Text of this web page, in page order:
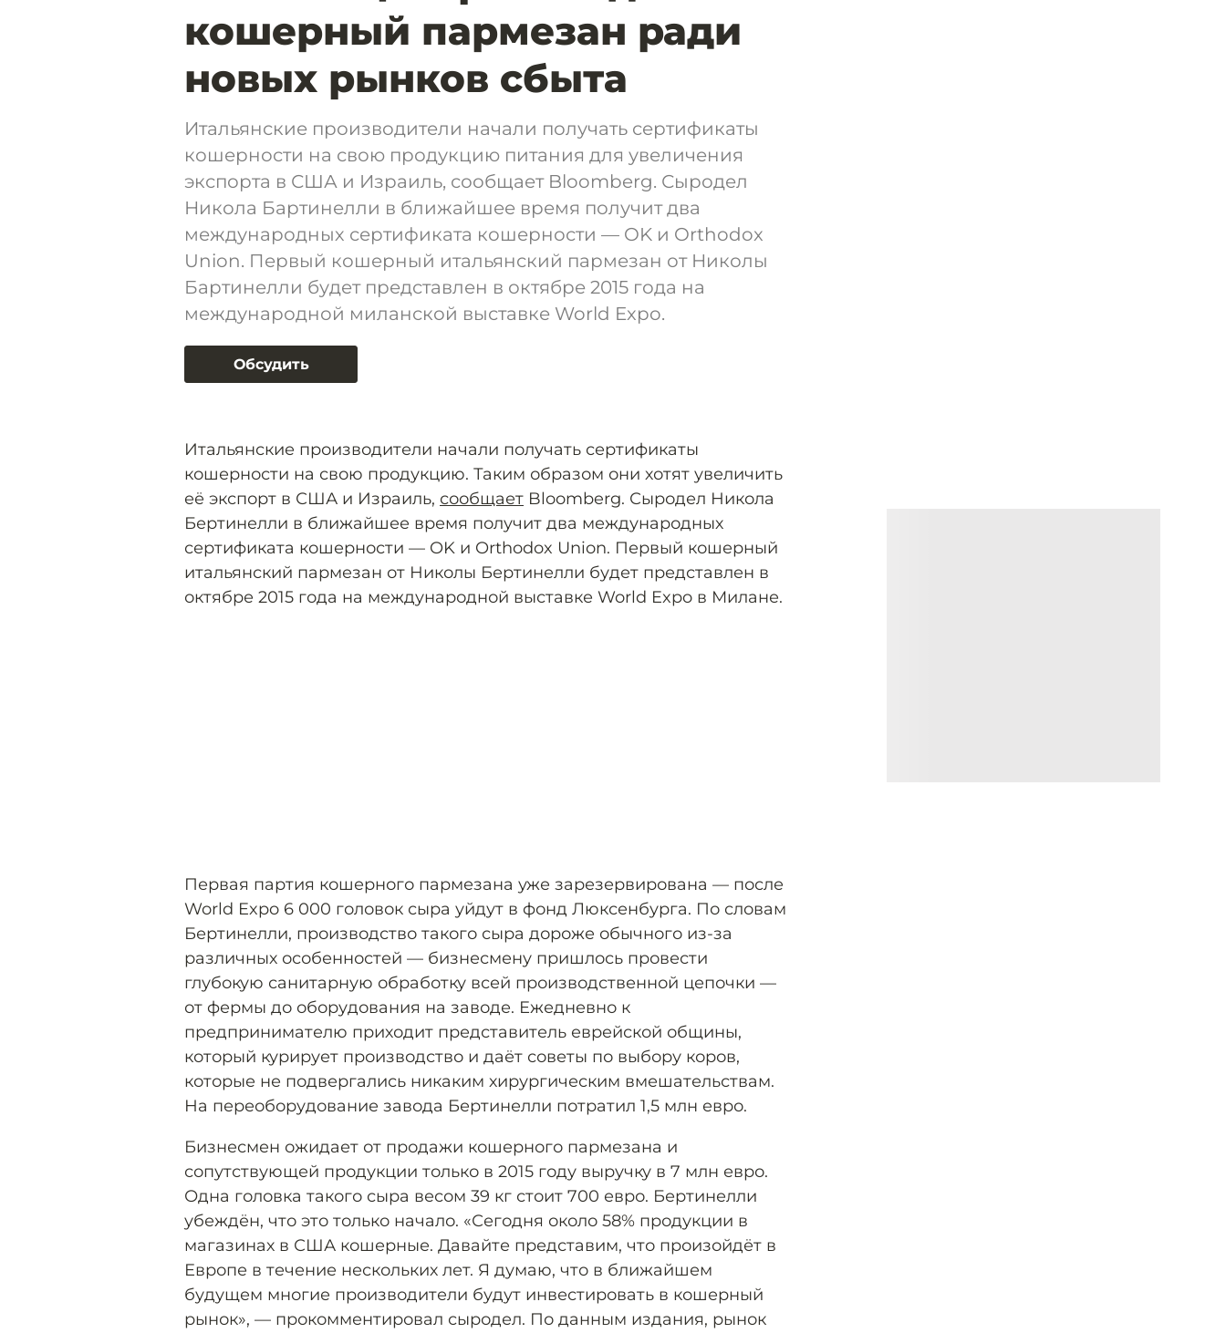
кошерный пармезан ради
новых рынков сбыта
Итальянские производители начали получать сертификаты
кошерности на свою продукцию питания для увеличения
экспорта в США и Израиль, сообщает Bloomberg. Сыродел
Никола Бартинелли в ближайшее время получит два
международных сертификата кошерности — OK и Orthodox
Union. Первый кошерный итальянский пармезан от Николы
Бартинелли будет представлен в октябре 2015 года на
международной миланской выставке World Expo.
Обсудить
Итальянские производители начали получать сертификаты
кошерности на свою продукцию. Таким образом они хотят увеличить
её экспорт в США и Израиль, сообщает Bloomberg. Сыродел Никола
Бертинелли в ближайшее время получит два международных
сертификата кошерности — OK и Orthodox Union. Первый кошерный
итальянский пармезан от Николы Бертинелли будет представлен в
октябре 2015 года на международной выставке World Expo в Милане.
Первая партия кошерного пармезана уже зарезервирована — после
World Expo 6 000 головок сыра уйдут в фонд Люксенбурга. По словам
Бертинелли, производство такого сыра дороже обычного из-за
различных особенностей — бизнесмену пришлось провести
глубокую санитарную обработку всей производственной цепочки —
от фермы до оборудования на заводе. Ежедневно к
предпринимателю приходит представитель еврейской общины,
который курирует производство и даёт советы по выбору коров,
которые не подвергались никаким хирургическим вмешательствам.
На переоборудование завода Бертинелли потратил 1,5 млн евро.
Бизнесмен ожидает от продажи кошерного пармезана и
сопутствующей продукции только в 2015 году выручку в 7 млн евро.
Одна головка такого сыра весом 39 кг стоит 700 евро. Бертинелли
убеждён, что это только начало. «Сегодня около 58% продукции в
магазинах в США кошерные. Давайте представим, что произойдёт в
Европе в течение нескольких лет. Я думаю, что в ближайшем
будущем многие производители будут инвестировать в кошерный
рынок», — прокомментировал сыродел. По данным издания, рынок